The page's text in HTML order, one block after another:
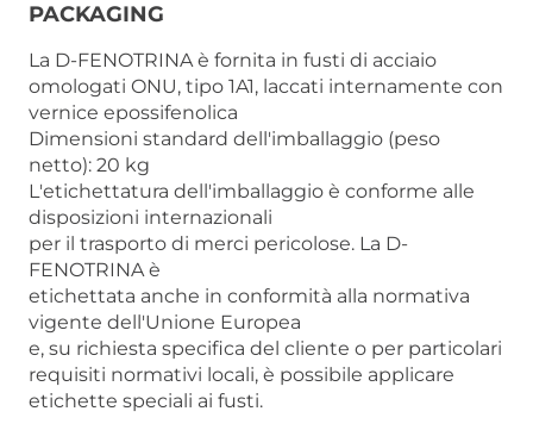
PACKAGING
La D-FENOTRINA è fornita in fusti di acciaio
omologati ONU, tipo 1A1, laccati internamente con
vernice epossifenolica
Dimensioni standard dell'imballaggio (peso
netto): 20 kg
L'etichettatura dell'imballaggio è conforme alle
disposizioni internazionali
per il trasporto di merci pericolose. La D-
FENOTRINA è
etichettata anche in conformità alla normativa
vigente dell'Unione Europea
e, su richiesta specifica del cliente o per particolari
requisiti normativi locali, è possibile applicare
etichette speciali ai fusti.